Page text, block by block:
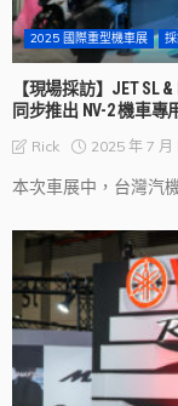
2025 國際重型機車展
【現場採訪】JET SL
同步推出 NV-2 機車專
Rick 2025 年 7 月
本次車展中，台灣汽